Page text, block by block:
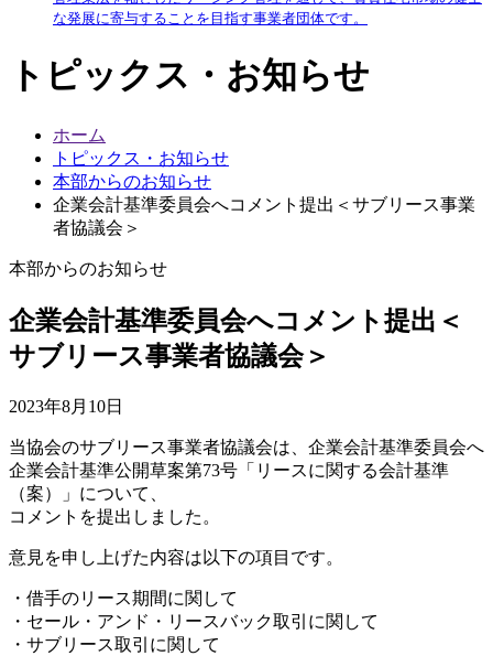
な発展に寄与することを目指す事業者団体です。
トピックス・お知らせ
ホーム
トピックス・お知らせ
本部からのお知らせ
企業会計基準委員会へコメント提出＜サブリース事業
者協議会＞
本部からのお知らせ
企業会計基準委員会へコメント提出＜
サブリース事業者協議会＞
2023年8月10日
当協会のサブリース事業者協議会は、企業会計基準委員会へ
企業会計基準公開草案第73号「リースに関する会計基準
（案）」について、
コメントを提出しました。
意見を申し上げた内容は以下の項目です。
・借手のリース期間に関して
・セール・アンド・リースバック取引に関して
・サブリース取引に関して